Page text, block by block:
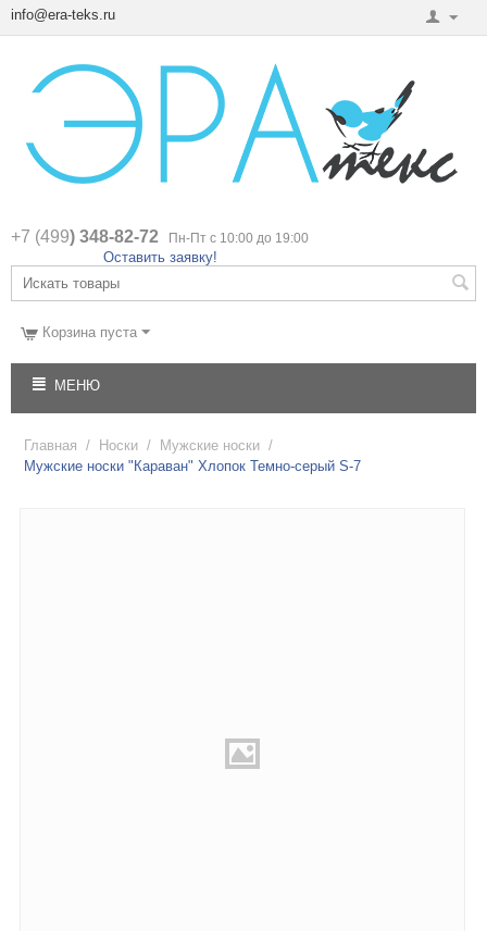
info@era-teks.ru
+7 (499) 348-82-72 Пн-Пт с 10:00 до 19:00
Оставить заявку!
Корзина пуста
МЕНЮ
Главная / Носки / Мужские носки /
Мужские носки "Караван" Хлопок Темно-серый S-7